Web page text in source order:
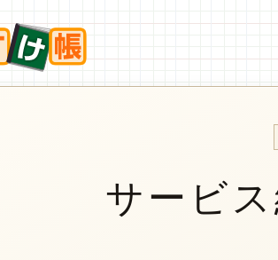
サービ